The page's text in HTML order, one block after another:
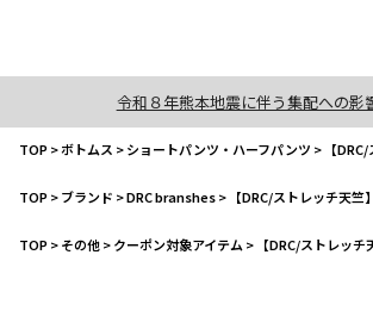
令和８年熊本地震に伴う集配への影
TOP>ボトムス >ショートパンツ・ハーフパンツ > 【DRC/
TOP>ブランド >DRC branshes> 【DRC/ストレッチ天竺
TOP>その他>クーポン対象アイテム > 【DRC/ストレッ